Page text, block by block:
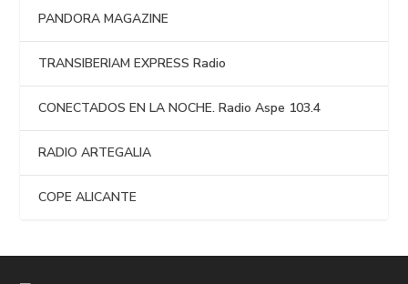
PANDORA MAGAZINE
TRANSIBERIAM EXPRESS Radio
CONECTADOS EN LA NOCHE. Radio Aspe 103.4
RADIO ARTEGALIA
COPE ALICANTE